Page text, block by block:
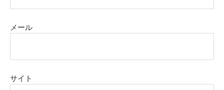
メール
サイト